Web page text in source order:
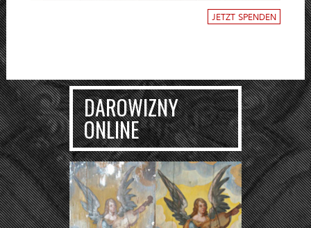
JETZT SPENDEN
DAROWIZNY
ONLINE